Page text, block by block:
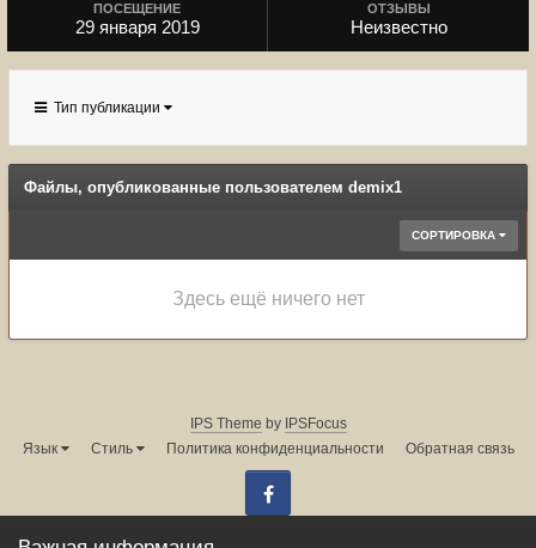
ПОСЕЩЕНИЕ
29 января 2019
ОТЗЫВЫ
Неизвестно
Тип публикации
Файлы, опубликованные пользователем demix1
СОРТИРОВКА
Здесь ещё ничего нет
IPS Theme by IPSFocus
Язык
Стиль Политика конфиденциальности Обратная связь
Администрация форума: